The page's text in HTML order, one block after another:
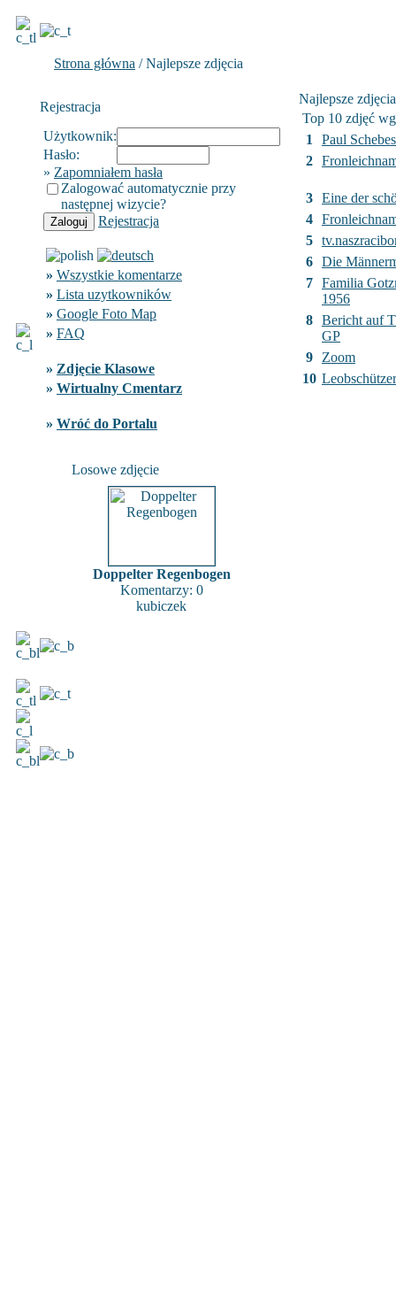
Strona główna / Najlepsze zdjęcia
Rejestracja
Użytkownik:
Hasło:
» Zapomniałem hasła
Zalogować automatycznie przy
następnej wizycie?
Rejestracja
» Wszystkie komentarze
» Lista uzytkowników
» Google Foto Map
» FAQ
» Zdjęcie Klasowe
» Wirtualny Cmentarz
» Wróć do Portalu
Losowe zdjęcie
Doppelter Regenbogen
Komentarzy: 0
kubiczek
Najlepsze zdjęcia
Top 10 zdjęć
1
Paul
2
3 Eine der
4
5
6 Die
7 Familia
1956
8 Bericht auf
GP
9
Zoom
10